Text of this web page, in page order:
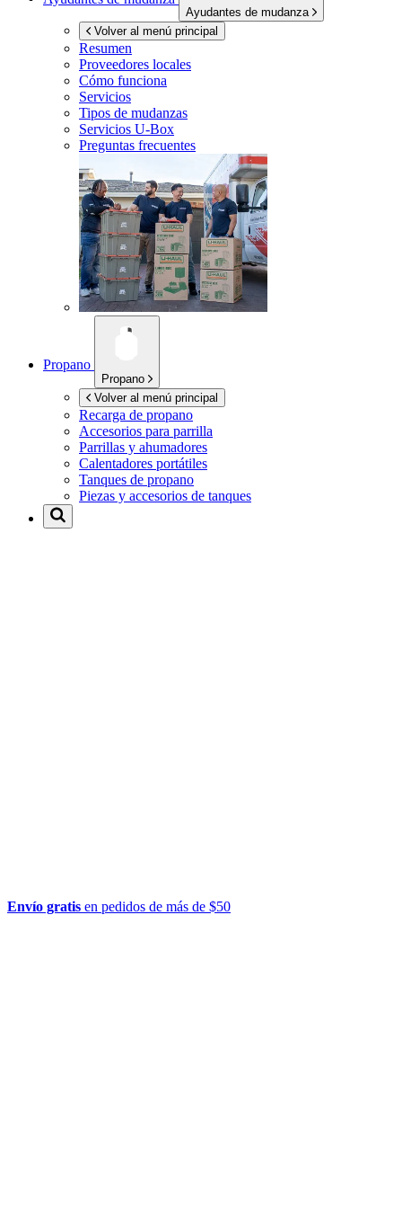
Ayudantes de mudanza
Volver al menú principal
Resumen
Proveedores locales
Cómo funciona
Servicios
Tipos de mudanzas
Servicios U-Box
Preguntas frecuentes
Propano
Propano
Volver al menú principal
Recarga de propano
Accesorios para parrilla
Parrillas y ahumadores
Calentadores portátiles
Tanques de propano
Piezas y accesorios de tanques
Envío gratis en pedidos de más de $50